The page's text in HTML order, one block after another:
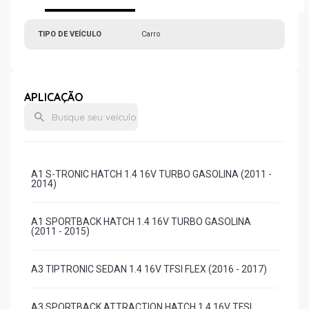
TIPO DE VEÍCULO Carro
APLICAÇÃO
A1 S-TRONIC HATCH 1.4 16V TURBO GASOLINA (2011 -
2014)
A1 SPORTBACK HATCH 1.4 16V TURBO GASOLINA
(2011 - 2015)
A3 TIPTRONIC SEDAN 1.4 16V TFSI FLEX (2016 - 2017)